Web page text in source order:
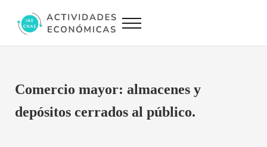
Actividades Económicas IAE CNAE
Menu
Comercio mayor: almacenes y
depósitos cerrados al público.